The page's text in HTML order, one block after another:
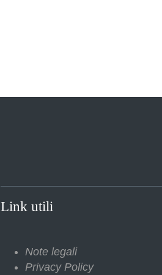
Link utili
Note legali
Privacy Policy